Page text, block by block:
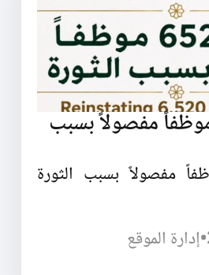
6520 موظفاً مفصولاً بسبب
6520 موظفاً مفصولاً بسبب الثورة
•إدارة الموقع